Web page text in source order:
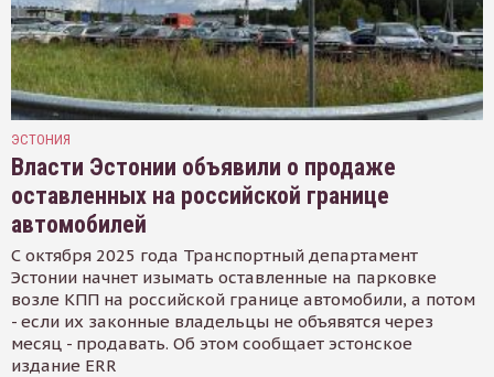
ЭСТОНИЯ
Власти Эстонии объявили о продаже
оставленных на российской границе
автомобилей
С октября 2025 года Транспортный департамент
Эстонии начнет изымать оставленные на парковке
возле КПП на российской границе автомобили, а потом
- если их законные владельцы не объявятся через
месяц - продавать. Об этом сообщает эстонское
издание ERR